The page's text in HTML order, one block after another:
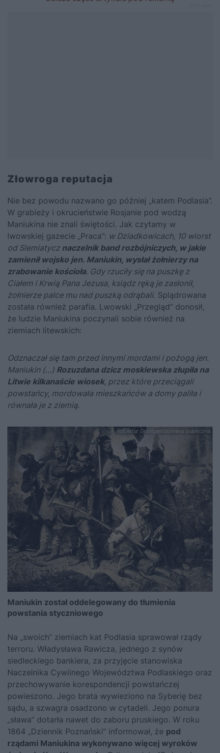
Złowroga reputacja
Nie bez powodu nazwano go później „katem Podlasia”.
W grabieży i okrucieństwie Rosjanie pod wodzą
Maniukina nie znali świętości. Jak czytamy w
lwowskiej gazecie „Praca”: w Dziadkowicach, 10 wiorst
od Siemiatycz naczelnik band rozbójniczych, w jakie
zamienił wojsko jen. Maniukin, wysłał żołnierzy na
zrabowanie kościoła. Gdy rzuciły się na puszkę z
Ciałem i Krwią Pana Jezusa, ksiądz ręką je zasłonił,
żołnierze palce mu nad puszką odrąbali. Splądrowana
została również parafia. Lwowski „Przegląd” donosił,
że ludzie Maniukina poczynali sobie również na
ziemiach litewskich:
Odznaczał się tam przed innymi mordami i pożogą jen.
Maniukin (…) Rozuzdana dzicz moskiewska złupiła na
Litwie kilkanaście wiosek, przez które przeciągali
powstańcy, mordowała mieszkańców a domy paliła i
równała je z ziemią.
fot.Artur Grottger/domena publiczna
Maniukin został oddelegowany do tłumienia
powstania styczniowego
Na „swoich” ziemiach kat Podlasia sprawował rządy
terroru. Władysława Rawicza, jednego z synów
siedleckiego bankiera, za przyjęcie stanowiska
Naczelnika Cywilnego Województwa Podlaskiego oraz
przechowywanie korespondencji powstańczej
powieszono. Jego brata wywieziono na Syberię bez
sądu, a szwagra osadzono w cytadeli. Jego ponura
„sława” dotarła nawet do zaboru pruskiego. W roku
1864 „Dziennik Poznański” informował, że pod
rządami Maniukina wykonywano więcej wyroków